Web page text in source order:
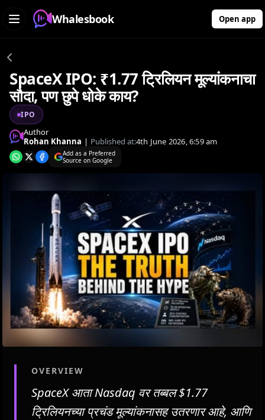
Whalesbook Open app
SpaceX IPO: ₹1.77 ट्रिलियन मूल्यांकनाचा
सौदा, पण छुपे धोके काय?
IPO
Author
Rohan Khanna | Published at:4th June 2026, 6:59 am
Add as a Preferred
Source on Google
OVERVIEW
SpaceX आता Nasdaq वर तब्बल $1.77
ट्रिलियनच्या प्रचंड मूल्यांकनासह उतरणार आहे, आणि